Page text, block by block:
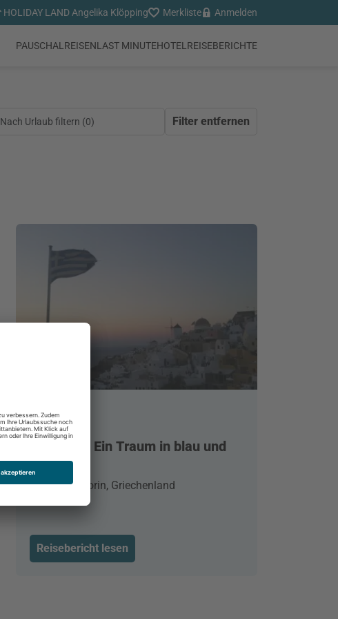
HOLIDAY LAND Angelika Klöpping Merkliste Anmelden
PAUSCHALREISENLAST MINUTEHOTEL REISEBERICHTE
Nach Urlaub filtern (0) Filter entfernen
Santorin - Ein Traum in blau und
weiß
Oia, Santorin, Griechenland
Reisebericht lesen